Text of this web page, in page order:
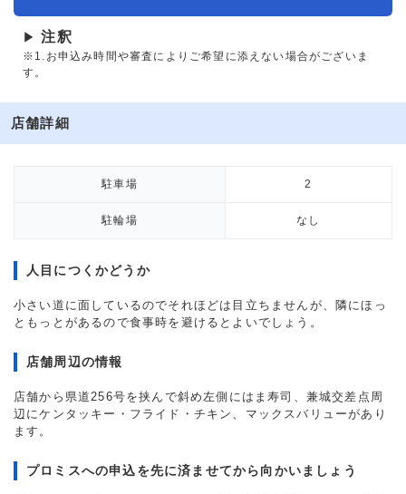
▶ 注釈
※1.お申込み時間や審査によりご希望に添えない場合がございま
す。
店舗詳細
駐車場 2
駐輪場 なし
人目につくかどうか
小さい道に面しているのでそれほどは目立ちませんが、隣にほっ
ともっとがあるので食事時を避けるとよいでしょう。
店舗周辺の情報
店舗から県道256号を挟んで斜め左側にはま寿司、兼城交差点周
辺にケンタッキー・フライド・チキン、マックスバリューがあり
ます。
プロミスへの申込を先に済ませてから向かいましょう